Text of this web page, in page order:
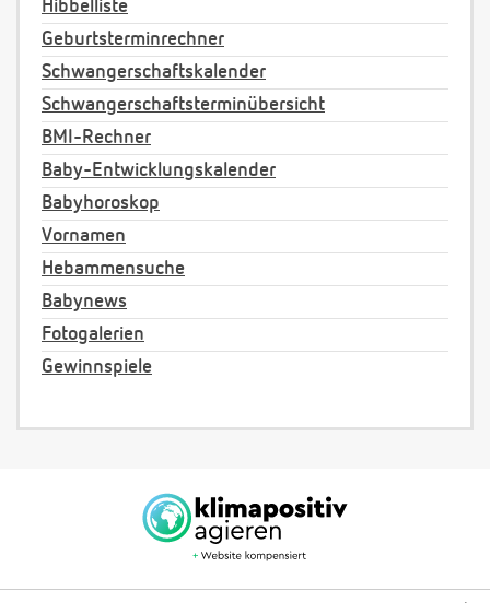
Hibbelliste
Geburtsterminrechner
Schwangerschaftskalender
Schwangerschaftsterminübersicht
BMI-Rechner
Baby-Entwicklungskalender
Babyhoroskop
Vornamen
Hebammensuche
Babynews
Fotogalerien
Gewinnspiele